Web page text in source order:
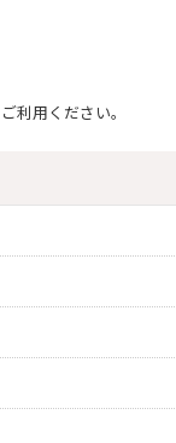
利用ください。